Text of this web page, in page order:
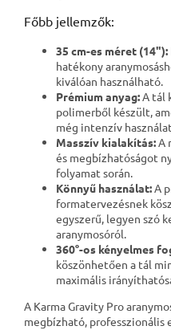
Főbb jellemzők:
35 cm-es méret (14"):
hatékony
kiválóan használható.
Prémium anyag:A tál
polimerből készült,
még intenzív
Masszív kialakítás:A
és megbízhatóságot
folyamat során.
Könnyű használat:A
formatervezésnek
egyszerű, legyen szó
aranymosóról.
360°-os kényelmes
köszönhetően a tál
maximális
A Karma Gravity Pro
megbízható, professzionális